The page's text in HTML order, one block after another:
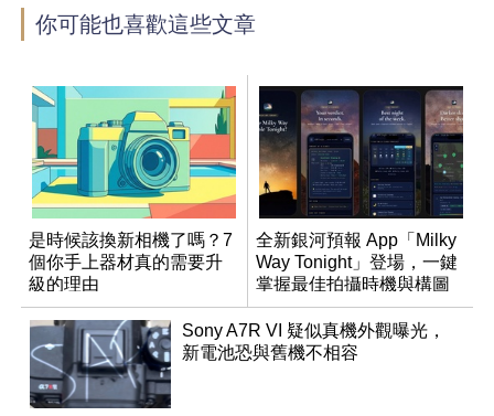
你可能也喜歡這些文章
是時候該換新相機了嗎？7
個你手上器材真的需要升
級的理由
全新銀河預報 App「Milky
Way Tonight」登場，一鍵
掌握最佳拍攝時機與構圖
Sony A7R VI 疑似真機外觀曝光，
新電池恐與舊機不相容